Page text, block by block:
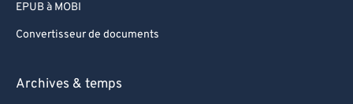
EPUB à MOBI
Convertisseur de documents
Archives & temps